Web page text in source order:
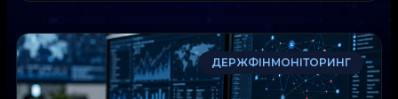
ДЕРЖФІНМОНІТОРИНГ